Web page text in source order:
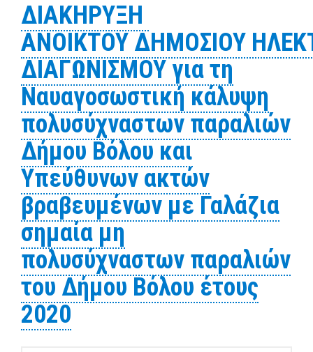
χεριών και καθαρού
οινοπνεύματος για την
κάλυψη αναγκών της
Διεύθυνσης Διοικητικών
Υπηρεσιών
ΔΙΑΚΗΡΥΞΗ
ΑΝΟΙΚΤΟΥ ΔΗΜΟΣΙΟΥ
ΔΙΑΓΩΝΙΣΜΟΥ για τη
Ναυαγοσωστική κάλυψη
πολυσύχναστων παραλιών
Δήμου Βόλου και
Υπεύθυνων ακτών
βραβευμένων με Γαλάζια
σημαία μη
πολυσύχναστων παραλιών
του Δήμου Βόλου έτους
2020